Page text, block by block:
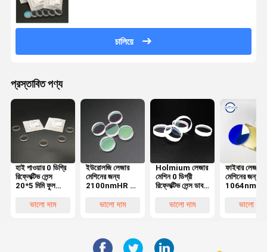
চালিয়ে
প্রস্তাবিত পণ্য
হাই পাওয়ার 0 ডিগ্রি
রিফ্লেক্টিভ লেন্স
20*5 মিমি ফুল
ভালো দাম
ইউরোলজি লেজার
মেশিনের জন্য
2100nmHR 0
ভালো দাম
Holmium লেজার
মেশিন 0 ডিগ্রী
রিফ্লেক্টিভ লেন্স ডাবল
ভালো দাম
ফাইবার লেজার
মেশিনের জন্য
1064nmHR
উইন্ডোজভালো দাম